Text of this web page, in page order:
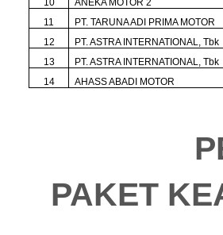
10
ANEKA MOTOR 2
11
PT. TARUNA ADI PRIMA MOTOR
12
PT. ASTRA INTERNATIONAL, Tbk
13
PT. ASTRA INTERNATIONAL, Tbk
14
AHASS ABADI MOTOR
PAKET